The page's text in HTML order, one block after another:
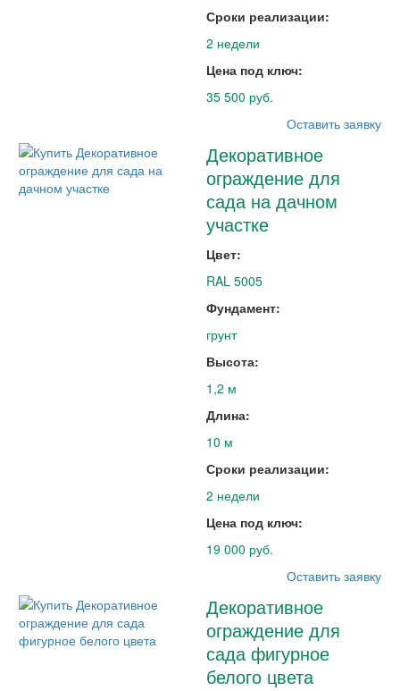
Сроки реализации:
2 недели
Цена под ключ:
35 500 руб.
Оставить заявку
Декоративное
ограждение для
сада на дачном
участке
Цвет:
RAL 5005
Фундамент:
грунт
Высота:
1,2 м
Длина:
10 м
Сроки реализации:
2 недели
Цена под ключ:
19 000 руб.
Оставить заявку
Декоративное
ограждение для
сада фигурное
белого цвета